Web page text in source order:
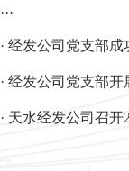
···
· 经发公司党支部成
· 经发公司党支部
· 天水经发公司召